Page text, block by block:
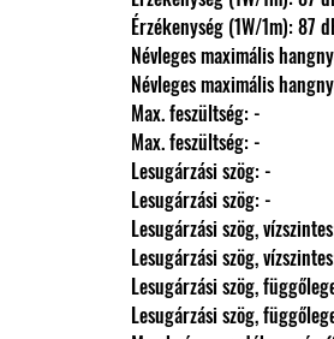
Érzékenység (1W/1m):
Névleges maximális
Névleges maximális
                Max. feszültség: -
                Max. feszültség: -
                Lesugárzási szög: -
                Lesugárzási szög: -
Lesugárzási szög,
Lesugárzási szög,
Lesugárzási szög,
Lesugárzási szög,